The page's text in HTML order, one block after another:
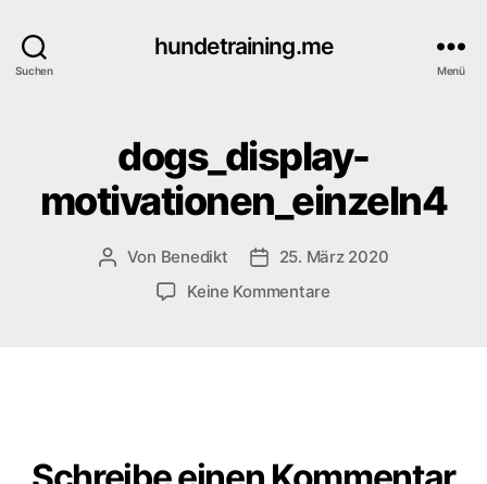
Suchen
hundetraining.me
Menü
dogs_display-
motivationen_einzeln4
Beitragsautor
Von Benedikt Veröffentlichungsdatum
25. März 2020
Keine Kommentarezu